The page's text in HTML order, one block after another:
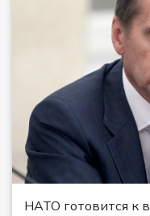
НАТО готовится к